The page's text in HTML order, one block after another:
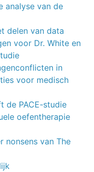
analyse van de
delen van data
voor Dr. White en
in
voor medisch
de PACE-studie
oefentherapie
nonsens van The